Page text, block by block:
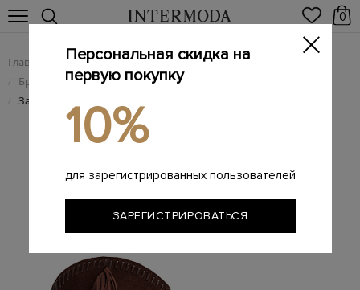
0
Главная Женщинам / Женская обувь
/ Брендовые женские ботильоны
/ Замшевые ботильоны в стиле western с объемными кистями
Персональная скидка на
первую покупку
10%
для зарегистрированных пользователей
ЗАРЕГИСТРИРОВАТЬСЯ